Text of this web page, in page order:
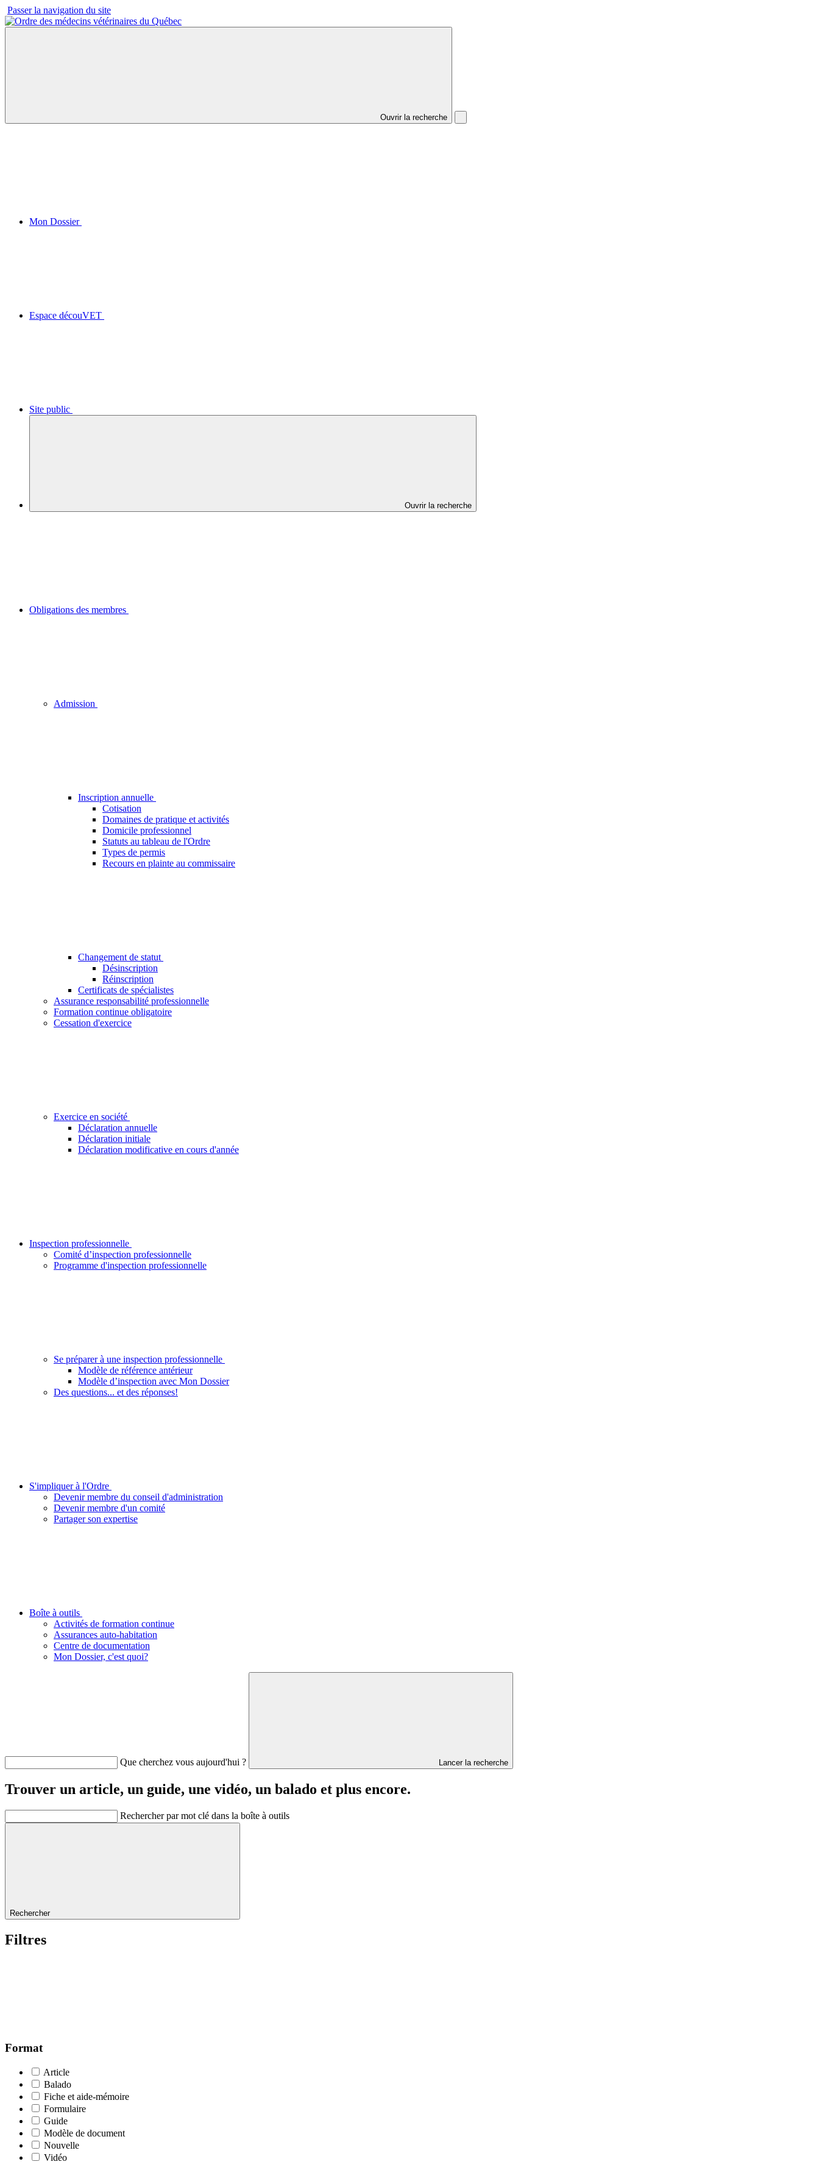
Passer la navigation du site
Ouvrir la recherche
Mon Dossier
Espace découVET
Site public
Ouvrir la recherche
Obligations des membres
Admission
Inscription annuelle
Cotisation
Domaines de pratique et activités
Domicile professionnel
Statuts au tableau de l'Ordre
Types de permis
Recours en plainte au commissaire
Changement de statut
Désinscription
Réinscription
Certificats de spécialistes
Assurance responsabilité professionnelle
Formation continue obligatoire
Cessation d'exercice
Exercice en société
Déclaration annuelle
Déclaration initiale
Déclaration modificative en cours d'année
Inspection professionnelle
Comité d’inspection professionnelle
Programme d'inspection professionnelle
Se préparer à une inspection professionnelle
Modèle de référence antérieur
Modèle d’inspection avec Mon Dossier
Des questions... et des réponses!
S'impliquer à l'Ordre
Devenir membre du conseil d'administration
Devenir membre d'un comité
Partager son expertise
Boîte à outils
Activités de formation continue
Assurances auto-habitation
Centre de documentation
Mon Dossier, c'est quoi?
Que cherchez vous aujourd'hui ? Lancer la recherche
Trouver un article, un guide, une vidéo, un balado et plus encore.
Rechercher par mot clé dans la boîte à outils
Rechercher
Filtres
Format
Article
Balado
Fiche et aide-mémoire
Formulaire
Guide
Modèle de document
Nouvelle
Vidéo